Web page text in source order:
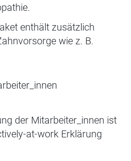
enthält zusätzlich
wie z. B.
der Mitarbeiter_innen ist
at-work Erklärung